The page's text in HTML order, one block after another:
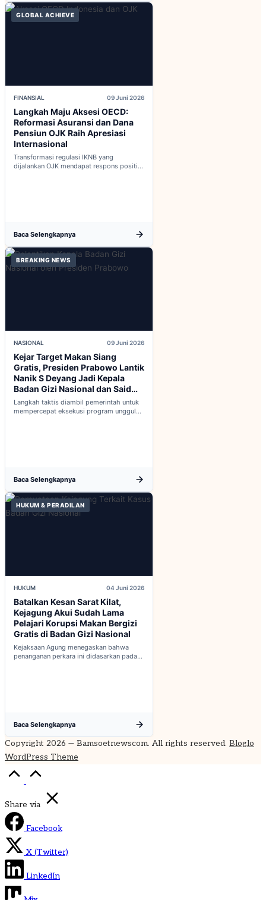
GLOBAL ACHIEVE
FINANSIAL 09 Juni 2026
Langkah Maju Aksesi OECD:
Reformasi Asuransi dan Dana
Pensiun OJK Raih Apresiasi
Internasional
Transformasi regulasi IKNB yang
dijalankan OJK mendapat respons positif
Baca Selengkapnya
BREAKING NEWS
NASIONAL 09 Juni 2026
Kejar Target Makan Siang
Gratis, Presiden Prabowo Lantik
Nanik S Deyang Jadi Kepala
Badan Gizi Nasional dan Said
Iqbal PKP Buruh
Langkah taktis diambil pemerintah untuk
mempercepat eksekusi program unggulan
Baca Selengkapnya
HUKUM & PERADILAN
HUKUM 04 Juni 2026
Batalkan Kesan Sarat Kilat,
Kejagung Akui Sudah Lama
Pelajari Korupsi Makan Bergizi
Gratis di Badan Gizi Nasional
Kejaksaan Agung menegaskan bahwa
penanganan perkara ini didasarkan pada
Baca Selengkapnya
Copyright 2026 — Bamsoetnewscom. All rights reserved. Bloglo
WordPress Theme
Top
Share via
Facebook
X (Twitter)
LinkedIn